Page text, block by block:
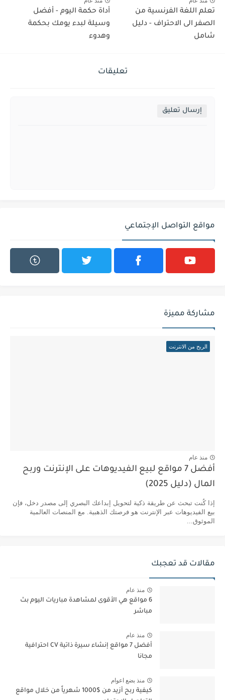
تعلم اللغة الفرنسية من
الصفر الى الاحتراف - دليل
شامل
أداة حكمة اليوم - أفضل
وسيلة لبدء يومك بحكمة
وهدوء
تعليقات
إرسال تعليق
مواقع التواصل الإجتماعي
مشاركة مميزة
الربح من الانترنت
منذ عام
أفضل 7 مواقع لبيع الفيديوهات على الإنترنت وربح
المال (دليل 2025)
إذا كُنت تبحث عن طريقة ذكية لتحويل إبداعك البصري إلى مصدر دخل، فإن
بيع الفيديوهات عبر الإنترنت هو فرصتك الذهبية. مع المنصات العالمية
الموثوق...
مقالات قد تعجبك
منذ عام
6 مواقع هي الأقوى لمشاهدة مباريات اليوم بث
مباشر
منذ عام
أفضل 7 مواقع إنشاء سيرة ذاتية CV احترافية
مجانا
منذ بضع اعوام
كيفية ربح أزيد من $1000 شهرياً من خلال مواقع